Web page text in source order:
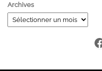
Archives